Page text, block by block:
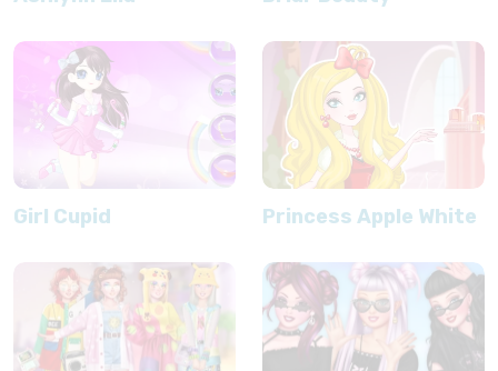
Girl Cupid Princess Apple White